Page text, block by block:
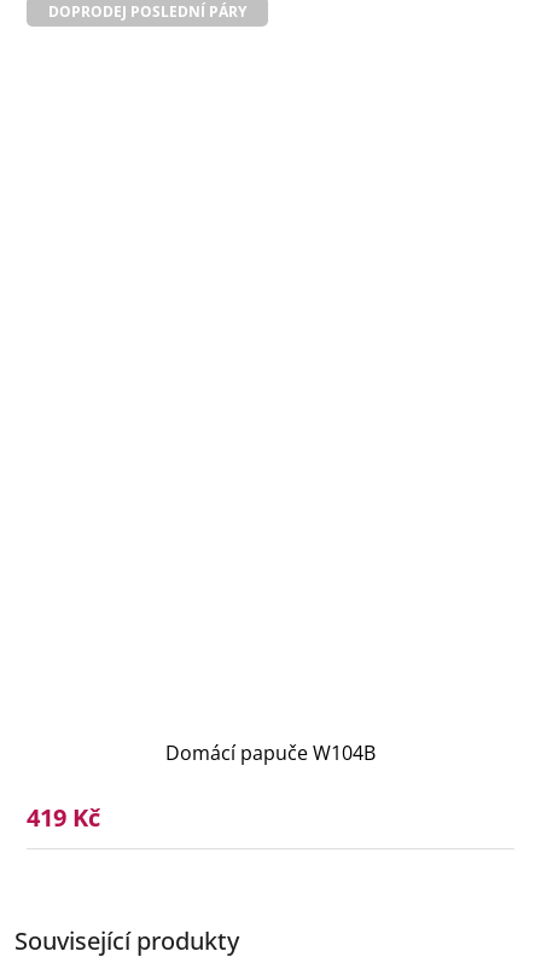
Související produkty
DOPRODEJ POSLEDNÍ PÁRY
Domácí papuče W104B
419 Kč